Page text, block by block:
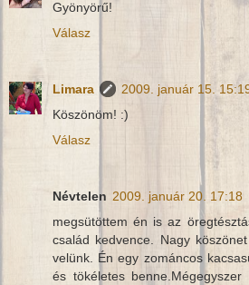
Gyönyörű!
Válasz
Limara
2009. január 15.
Köszönöm! :)
Válasz
Névtelen 2009. január 20. 17:18
megsütöttem én is az
család kedvence. Nagy
velünk. Én egy zománcos
és tökéletes